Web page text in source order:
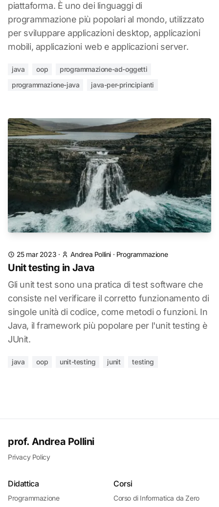
piattaforma. È uno dei linguaggi di
programmazione più popolari al mondo, utilizzato
per sviluppare applicazioni desktop, applicazioni
mobili, applicazioni web e applicazioni server.
java oop
programmazione-ad-oggetti
programmazione-java
java-per-principianti
25 mar 2023 · Andrea Pollini · Programmazione
Unit testing in Java
Gli unit test sono una pratica di test software che
consiste nel verificare il corretto funzionamento di
singole unità di codice, come metodi o funzioni. In
Java, il framework più popolare per l'unit testing è
JUnit.
java oop unit-testing junit testing
prof. Andrea Pollini
Privacy Policy
Didattica
Programmazione
Corsi
Corso di Informatica da Zero